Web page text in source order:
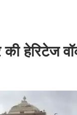
हेरिटेज